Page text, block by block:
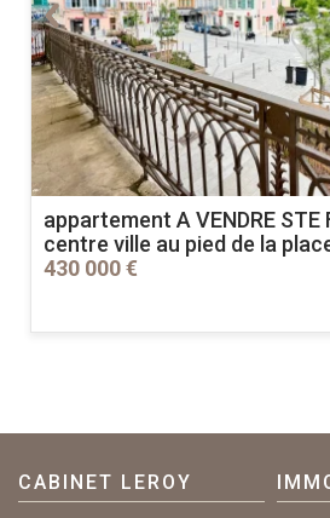
appartement A VENDRE STE
centre ville au pied de la
430 000 €
CABINET LEROY